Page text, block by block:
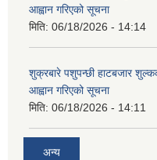
आह्वान गरिएको सूचना
मिति: 06/18/2026 - 14:14
शुक्रबारे पशुपन्छी हाटबजार
आह्वान गरिएको सूचना
मिति: 06/18/2026 - 14:11
अन्य